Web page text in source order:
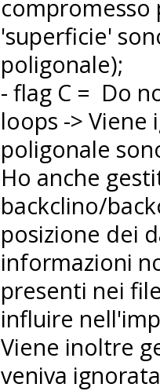
'superficie'
poligonale);
- flag C = Do
loops -> Viene
poligonale
Ho anche
backclino/
posizione dei
informazioni
presenti nei
influire
Viene inoltre
veniva